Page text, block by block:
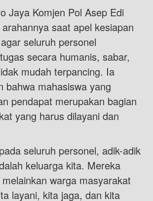
Jaya Komjen Pol Asep Edi
saat apel kesiapan
seluruh personel
secara humanis, sabar,
mudah terpancing. Ia
bahwa mahasiswa yang
pendapat merupakan bagian
yang harus dilayani dan
seluruh personel, adik-adik
keluarga kita. Mereka
warga masyarakat
layani, kita jaga, dan kita